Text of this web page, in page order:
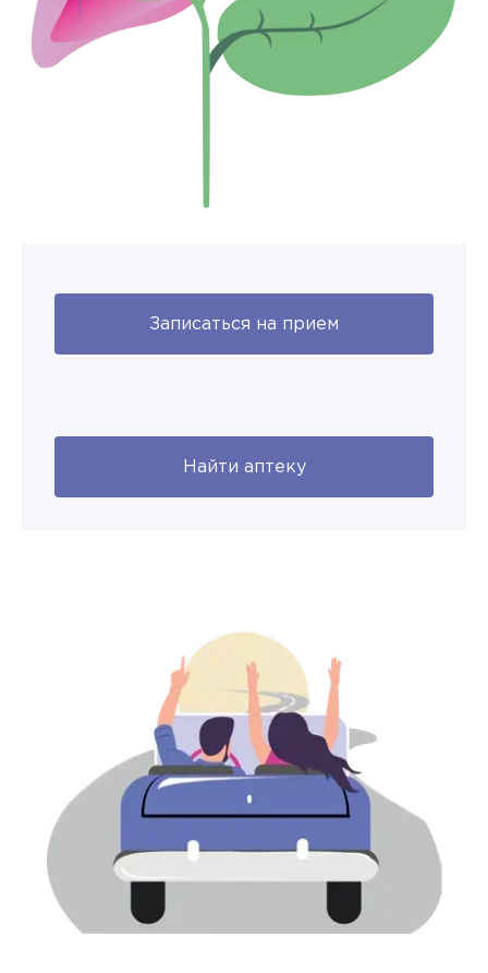
Записаться на прием
Найти аптеку